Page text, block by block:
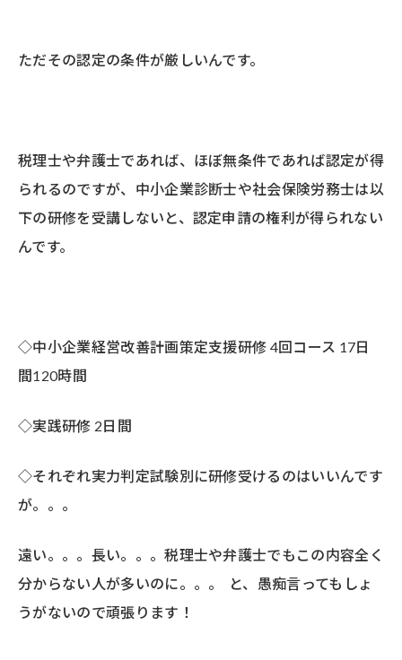
ただその認定の条件が厳しいんです。
税理士や弁護士であれば、ほぼ無条件であれば認定が得
られるのですが、中小企業診断士や社会保険労務士は以
下の研修を受講しないと、認定申請の権利が得られない
んです。
◇中小企業経営改善計画策定支援研修 4回コース 17日
間120時間
◇実践研修 2日間
◇それぞれ実力判定試験別に研修受けるのはいいんです
が。。。
遠い。。。長い。。。税理士や弁護士でもこの内容全く
分からない人が多いのに。。。 と、愚痴言ってもしょ
うがないので頑張ります！